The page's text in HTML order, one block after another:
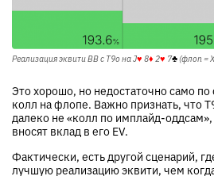
Реализация эквити BB с T9o наJ♥ 8♦ 2♥ 7♣(флоп =
Это хорошо, но недостаточно само
колл на флопе. Важно признать, что
далеко не «колл по имплайд-
вносят вклад в его EV.
Фактически, есть другой сценарий,
лучшую реализацию эквити, чем